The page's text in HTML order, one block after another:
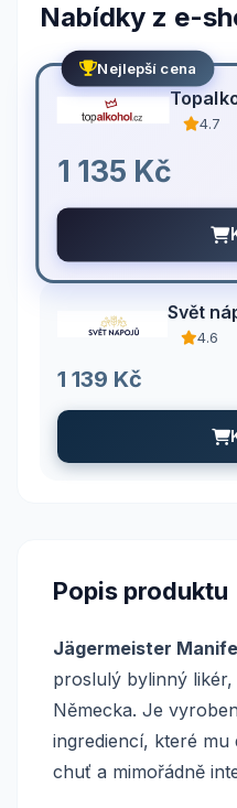
Nabídky z e-
Nejlepší cena
4.7
1 135 Kč
Svět
4.6
1 139 Kč
Popis produktu
Jägermeister
proslulý bylinný
Německa. Je
ingrediencí, které mu
chuť a mimořádně